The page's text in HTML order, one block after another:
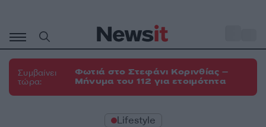
περιεχόμενο
Συμβαίνει
τώρα:
Φωτιά στο Στεφάνι Κορινθίας –
Μήνυμα του 112 για ετοιμότητα
Lifestyle